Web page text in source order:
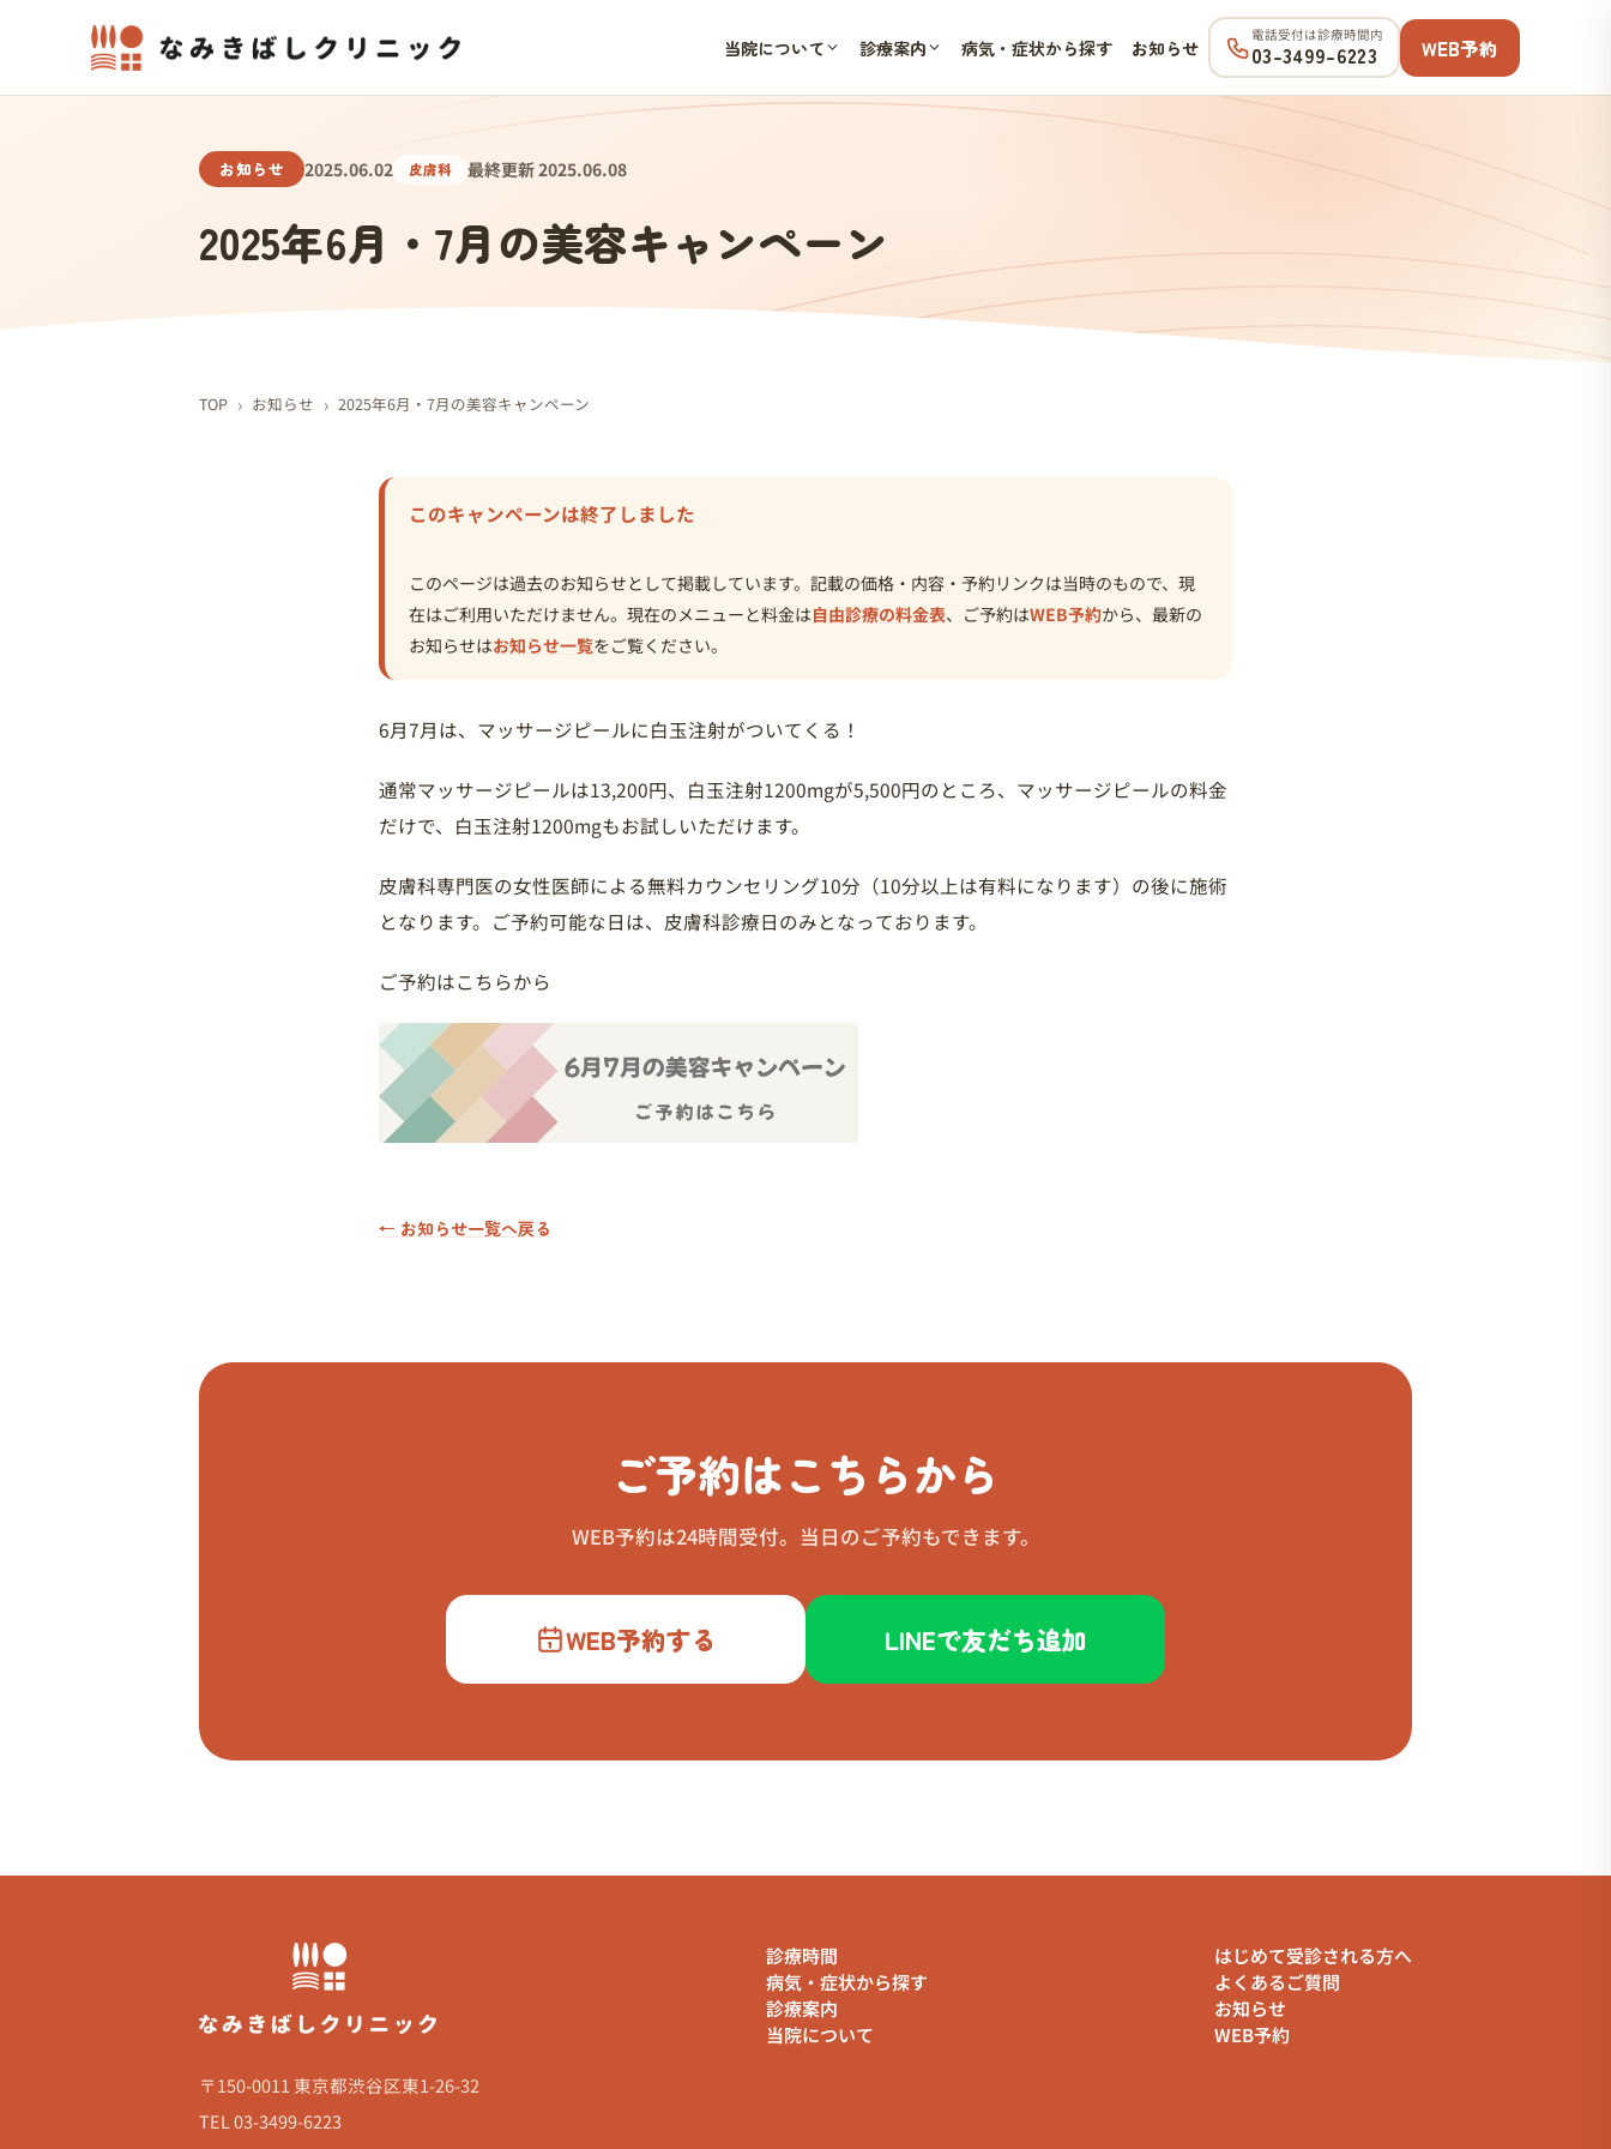
当院について 診療案内 病気・症状から探す お知らせ
電話受付は診療時間内
03-3499-6223 WEB予約
お知らせ 2025.06.02 皮膚科 最終更新 2025.06.08
2025年6月・7月の美容キャンペーン
TOP › お知らせ › 2025年6月・7月の美容キャンペーン
このキャンペーンは終了しました
このページは過去のお知らせとして掲載しています。記載の価格・内容・予約リンクは当時のもので、現
在はご利用いただけません。現在のメニューと料金は自由診療の料金表、ご予約はWEB予約から、最新の
お知らせはお知らせ一覧をご覧ください。
6月7月は、マッサージピールに白玉注射がついてくる！
通常マッサージピールは13,200円、白玉注射1200mgが5,500円のところ、マッサージピールの料金
だけで、白玉注射1200mgもお試しいただけます。
皮膚科専門医の女性医師による無料カウンセリング10分（10分以上は有料になります）の後に施術
となります。ご予約可能な日は、皮膚科診療日のみとなっております。
ご予約はこちらから
← お知らせ一覧へ戻る
ご予約はこちらから
WEB予約は24時間受付。当日のご予約もできます。
WEB予約する LINEで友だち追加
〒150-0011 東京都渋谷区東1-26-32
TEL 03-3499-6223
診療時間
病気・症状から探す
診療案内
当院について
はじめて受診される方へ
よくあるご質問
お知らせ
WEB予約